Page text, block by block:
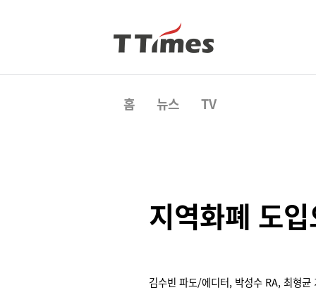
홈 뉴스 TV
지역화폐 도
김수빈 파도/에디터, 박성수 RA, 최형